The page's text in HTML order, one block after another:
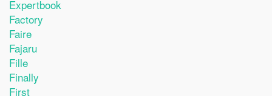
Expertbook
Factory
Faire
Fajaru
Fille
Finally
First